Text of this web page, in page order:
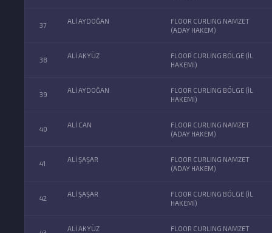
37
ALİ AYDOĞAN
FLOOR CURLING NAMZET
(ADAY HAKEM)
38
ALİ AKYÜZ
FLOOR CURLING BÖLGE (İL
HAKEMİ)
39
ALİ AYDOĞAN
FLOOR CURLING BÖLGE (İL
HAKEMİ)
40
ALİ CAN
FLOOR CURLING NAMZET
(ADAY HAKEM)
41
ALİ ŞAŞAR
FLOOR CURLING NAMZET
(ADAY HAKEM)
42
ALİ ŞAŞAR
FLOOR CURLING BÖLGE (İL
HAKEMİ)
ALİ AKYÜZ
FLOOR CURLING NAMZET